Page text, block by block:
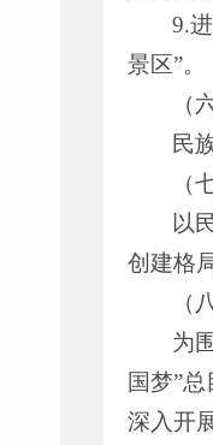
9.
景区”。
（
民
（
以
创建格
（
为
国梦”
深入开